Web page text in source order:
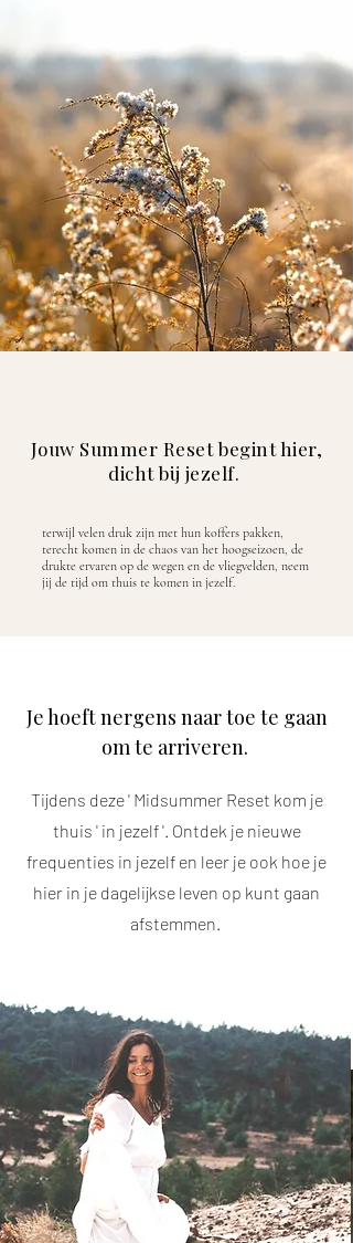
Jouw Summer Reset begint hier,
dicht bij jezelf.
terwijl velen druk zijn met hun koffers pakken,
terecht komen in de chaos van het hoogseizoen, de
drukte ervaren op de wegen en de vliegvelden, neem
jij de tijd om thuis te komen in jezelf.
Je hoeft nergens naar toe te gaan
om te arriveren.
Tijdens deze ' Midsummer Reset kom je
thuis ' in jezelf '. Ontdek je nieuwe
frequenties in jezelf en leer je ook hoe je
hier in je dagelijkse leven op kunt gaan
afstemmen.